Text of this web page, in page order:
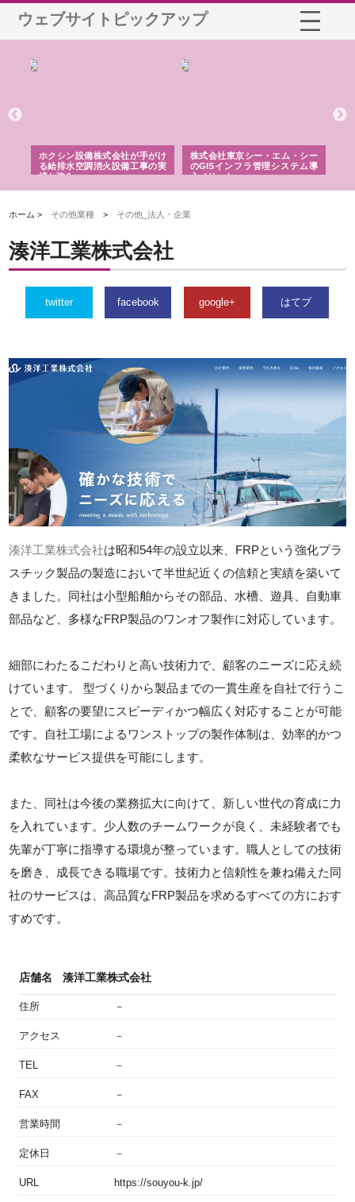
ウェブサイトピックアップ
株式会社東京シー・エム・シー
のGISインフラ管理システム導
入メリット
株式会社アクアスペースが水中
から陸上まで一貫施工できる理
由
ホーム > その他業種 > その他_法人・企業
湊洋工業株式会社
twitter facebook google+ はてブ
湊洋工業株式会社は昭和54年の設立以来、FRPという強化プラ
スチック製品の製造において半世紀近くの信頼と実績を築いて
きました。同社は小型船舶からその部品、水槽、遊具、自動車
部品など、多様なFRP製品のワンオフ製作に対応しています。
細部にわたるこだわりと高い技術力で、顧客のニーズに応え続
けています。 型づくりから製品までの一貫生産を自社で行うこ
とで、顧客の要望にスピーディかつ幅広く対応することが可能
です。自社工場によるワンストップの製作体制は、効率的かつ
柔軟なサービス提供を可能にします。
また、同社は今後の業務拡大に向けて、新しい世代の育成に力
を入れています。少人数のチームワークが良く、未経験者でも
先輩が丁寧に指導する環境が整っています。職人としての技術
を磨き、成長できる職場です。技術力と信頼性を兼ね備えた同
社のサービスは、高品質なFRP製品を求めるすべての方におす
すめです。
店舗名 湊洋工業株式会社
住所 －
アクセス －
TEL －
FAX －
営業時間 －
定休日 －
URL https://souyou-k.jp/